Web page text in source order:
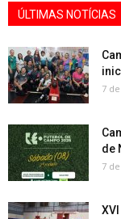
ÚLTIMAS NOTÍCIAS
7
de
7